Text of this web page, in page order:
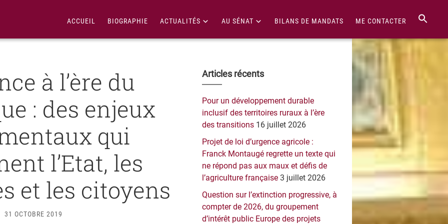
ACCUEIL BIOGRAPHIE ACTUALITÉS AU SÉNAT BILANS DE MANDATS ME CONTACTER
à l’ère du
: des enjeux
qui
l’Etat, les
et les citoyens
31 OCTOBRE 2019
Barre
latérale
principale
Articles récents
Pour un développement durable
inclusif des territoires ruraux à l’ère
des transitions 16 juillet 2026
Projet de loi d’urgence agricole :
Franck Montaugé regrette un texte qui
ne répond pas aux maux et défis de
l’agriculture française 3 juillet 2026
Question sur l’extinction progressive, à
compter de 2026, du groupement
d’intérêt public Europe des projets